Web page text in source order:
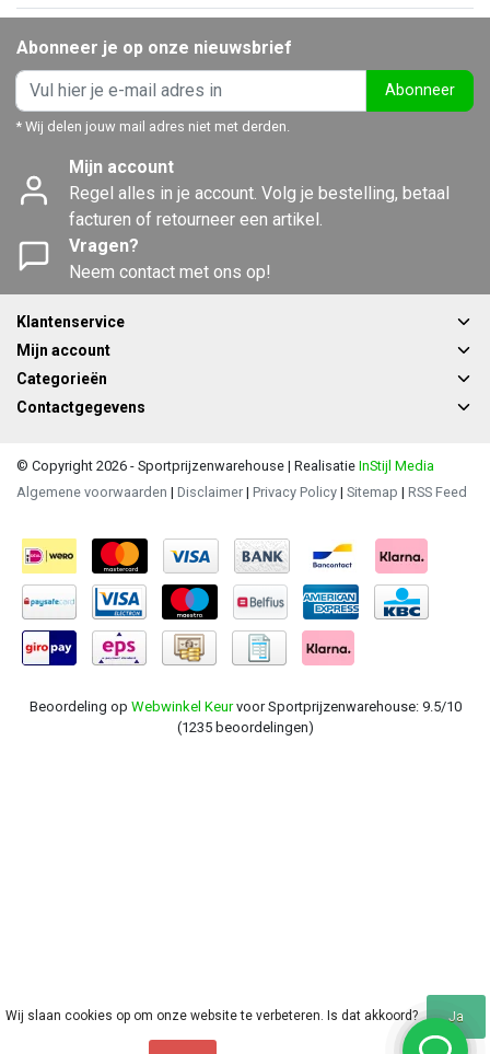
Abonneer je op onze nieuwsbrief
Abonneer
* Wij delen jouw mail adres niet met derden.
Mijn account
Regel alles in je account. Volg je bestelling, betaal
facturen of retourneer een artikel.
Vragen?
Neem contact met ons op!
Klantenservice
Mijn account
Categorieën
Contactgegevens
© Copyright 2026 - Sportprijzenwarehouse | Realisatie InStijl Media
Algemene voorwaarden | Disclaimer | Privacy Policy | Sitemap | RSS Feed
Beoordeling op Webwinkel Keurvoor Sportprijzenwarehouse: 9.5/10
(1235 beoordelingen)
Wij slaan cookies op om onze website te verbeteren. Is dat akkoord? Ja